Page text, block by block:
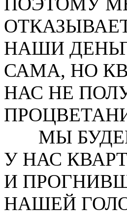
НАШИ
САМА, НО
НАС НЕ
МЫ БУДЕМ
У НАС
И
НАШЕЙ